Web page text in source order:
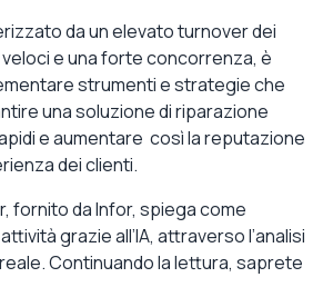
da un elevato turnover dei
e una forte concorrenza, è
strumenti e strategie che
una soluzione di riparazione
e aumentare così la reputazione
dei clienti.
fornito da Infor, spiega come
grazie all’IA, attraverso l’analisi
Continuando la lettura, saprete